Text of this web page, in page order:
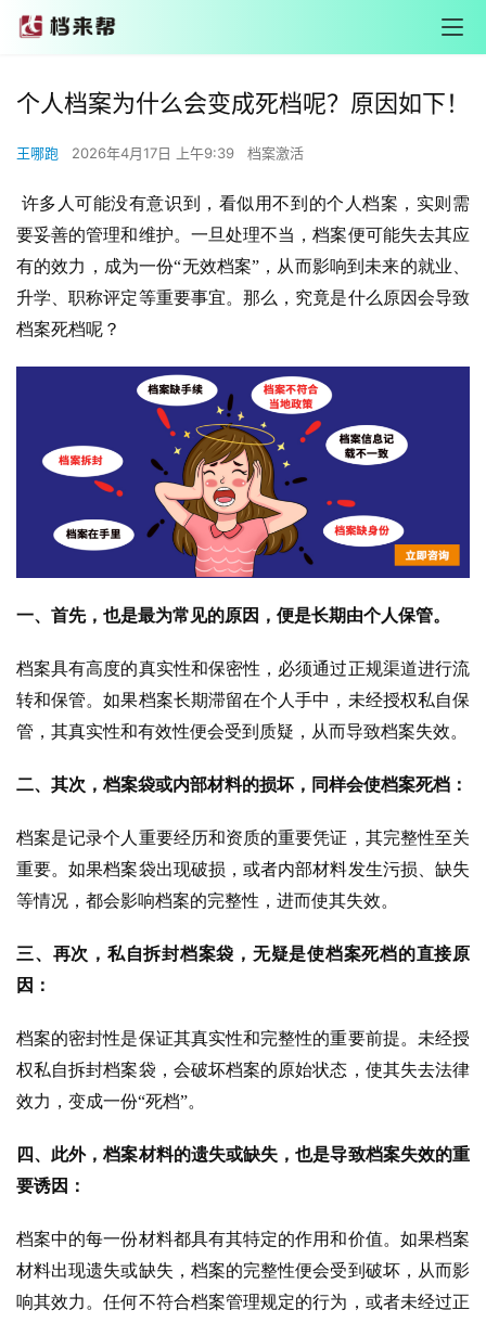
个人档案为什么会变成死档呢？原因如下！
王哪跑 2026年4月17日 上午9:39 档案激活
许多人可能没有意识到，看似用不到的个人档案，实则需
要妥善的管理和维护。一旦处理不当，档案便可能失去其应
有的效力，成为一份“无效档案”，从而影响到未来的就业、
升学、职称评定等重要事宜。那么，究竟是什么原因会导致
档案死档呢？
一、首先，也是最为常见的原因，便是长期由个人保管。
档案具有高度的真实性和保密性，必须通过正规渠道进行流
转和保管。如果档案长期滞留在个人手中，未经授权私自保
管，其真实性和有效性便会受到质疑，从而导致档案失效。
二、其次，档案袋或内部材料的损坏，同样会使档案死档：
档案是记录个人重要经历和资质的重要凭证，其完整性至关
重要。如果档案袋出现破损，或者内部材料发生污损、缺失
等情况，都会影响档案的完整性，进而使其失效。
三、再次，私自拆封档案袋，无疑是使档案死档的直接原
因：
档案的密封性是保证其真实性和完整性的重要前提。未经授
权私自拆封档案袋，会破坏档案的原始状态，使其失去法律
效力，变成一份“死档”。
四、此外，档案材料的遗失或缺失，也是导致档案失效的重
要诱因：
档案中的每一份材料都具有其特定的作用和价值。如果档案
材料出现遗失或缺失，档案的完整性便会受到破坏，从而影
响其效力。任何不符合档案管理规定的行为，或者未经过正